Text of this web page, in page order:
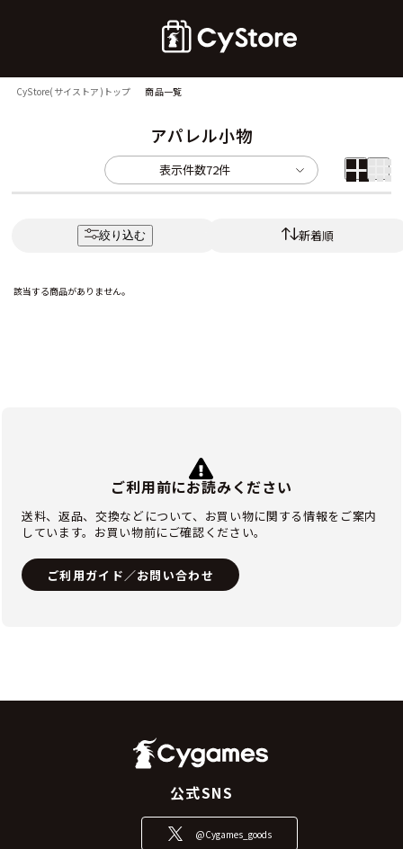
CyStore(サイストア)トップ 商品一覧
アパレル小物
表示件数72件
絞り込む 新着順
該当する商品がありません。
ご利用前にお読みください
送料、返品、交換などについて、お買い物に関する情報をご案内
しています。お買い物前にご確認ください。
ご利用ガイド／お問い合わせ
公式SNS
@Cygames_goods